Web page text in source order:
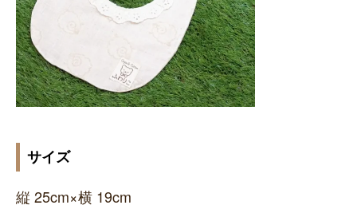
サイズ
縦 25cm×横 19cm